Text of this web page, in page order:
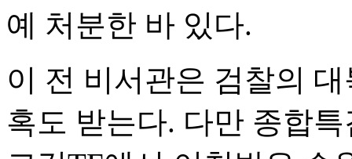
예 처분한 바 있다.
이 전 비서관은 검찰의
혹도 받는다. 다만 종합